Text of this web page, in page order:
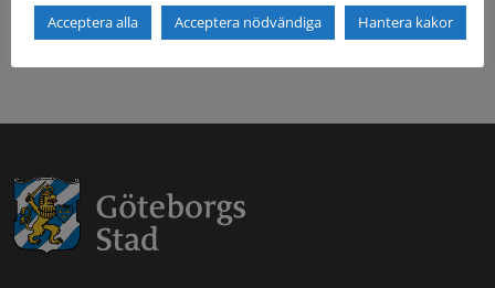
Säkerhetsordningen
Acceptera alla Acceptera nödvändiga Hantera kakor